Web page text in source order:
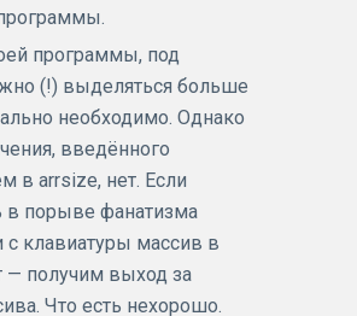
программы, под
(!) выделяться больше
необходимо. Однако
введённого
в arrsize, нет. Если
в порыве фанатизма
с клавиатуры массив в
— получим выход за
Что есть нехорошо.